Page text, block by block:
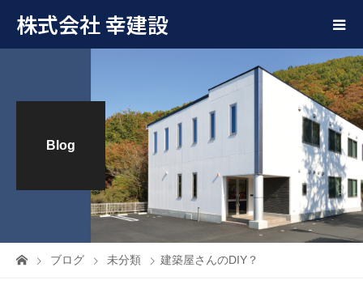
株式会社 幸建設
Blog
ブログ 未分類 建築屋さんのDIY？